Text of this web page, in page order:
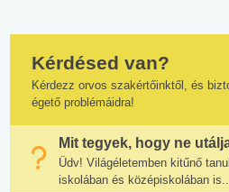
Kérdésed van?
Kérdezz orvos szakértőinktől, és
égető problémáidra!
Mit tegyek, hogy ne
Üdv! Világéletemben kitűnő
iskolában és középiskolában is....